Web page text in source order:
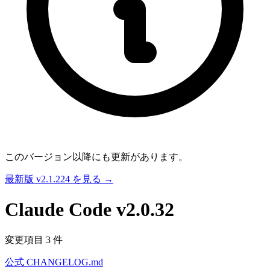
このバージョン以降にも更新があります。
最新版 v2.1.224 を見る →
Claude Code v2.0.32
変更項目 3 件
公式 CHANGELOG.md